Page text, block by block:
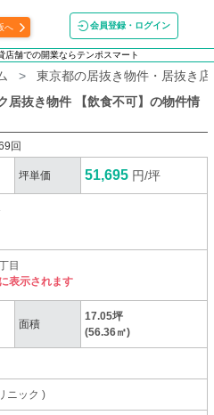
へ 会員登録・ログイン
店舗での開業ならテンポスマート
東京都の居抜き物件・居抜き
抜き物件 【飲食不可】 の物件情
回
坪単価 51,695 円/坪
目
表示されます
面積
17.05坪
(56.36㎡)
ニック)